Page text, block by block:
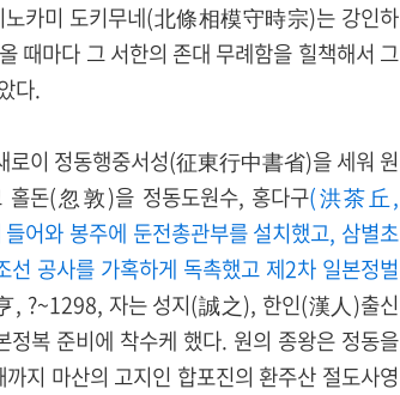
카미 도키무네(北條相模守時宗)는 강인하
때마다 그 서한의 존대 무례함을 힐책해서 그
다.
로이 정동행중서성(征東行中書省)을 세워 원
돈(忽敦)을 정동도원수, 홍다구(洪茶丘,
어와 봉주에 둔전총관부를 설치했고, 삼별초
공사를 가혹하게 독촉했고 제2차 일본정벌
, ?~1298, 자는 성지(誠之), 한인(漢人)출신
복 준비에 착수케 했다. 원의 종왕은 정동을
지 마산의 고지인 합포진의 환주산 절도사영